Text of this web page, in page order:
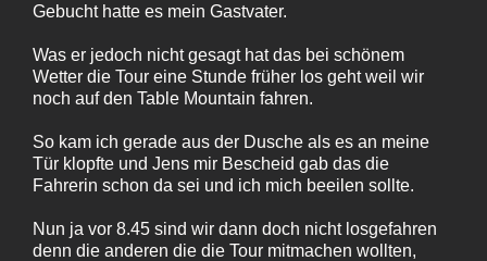
Gebucht hatte es mein Gastvater.
Was er jedoch nicht gesagt hat das bei schönem
Wetter die Tour eine Stunde früher los geht weil wir
noch auf den Table Mountain fahren.
So kam ich gerade aus der Dusche als es an meine
Tür klopfte und Jens mir Bescheid gab das die
Fahrerin schon da sei und ich mich beeilen sollte.
Nun ja vor 8.45 sind wir dann doch nicht losgefahren
denn die anderen die die Tour mitmachen wollten,